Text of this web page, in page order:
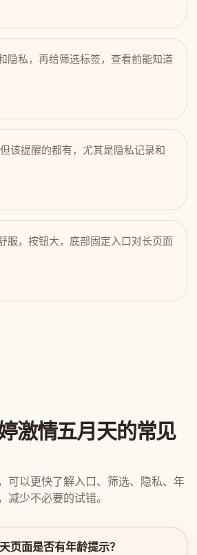
隐私，再给筛选标签，查看前能知道
该提醒的都有，尤其是隐私记录和
服，按钮大，底部固定入口对长页面
激情五月天的常见
可以更快了解入口、筛选、隐私、年
少不必要的试错。
页面是否有年龄提示？